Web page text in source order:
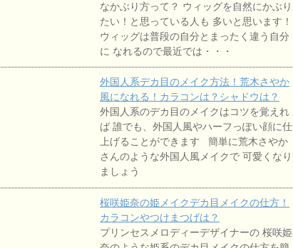
なかぶり方って？ ウィッグを自然にかぶり
たい！と思っている人も 多いと思います！
ウィッグは普段の自分とまったく違う自分
に なれるので最近では・・・
外国人系デカ目のメイク方法！荒木さやか
風になれる！カラコンは？シャドウは？
外国人系のデカ目のメイクはコツを覚えれ
ば 誰でも、外国人風やハーフっぽい顔に仕
上げることができます 簡単に荒木さやか
さんのような外国人風メイクで 可愛くなり
ましょう
桜咲姫奈の姫メイクデカ目メイクの仕方！
カラコンやつけまつげは？
プリンセスメロディーデザイナーの 桜咲姫